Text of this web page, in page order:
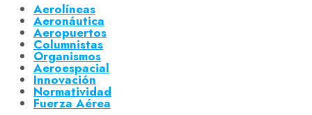
Aerolíneas
Aeronáutica
Aeropuertos
Columnistas
Organismos
Aeroespacial
Innovación
Normatividad
Fuerza Aérea